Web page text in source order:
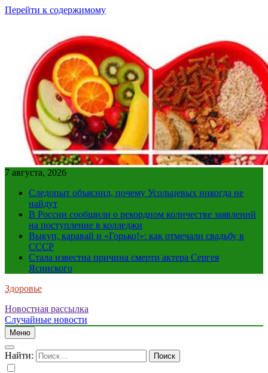
Перейти к содержимому
7 августа, 2026
Следопыт объяснил, почему Усольцевых никогда не
найдут
В России сообщили о рекордном количестве заявлений
на поступление в колледжи
Выкуп, каравай и «Горько!»: как отмечали свадьбу в
СССР
Стала известна причина смерти актера Сергея
Ясинского
Здоровье
Новостная рассылка
Случайные новости
Меню
Найти: